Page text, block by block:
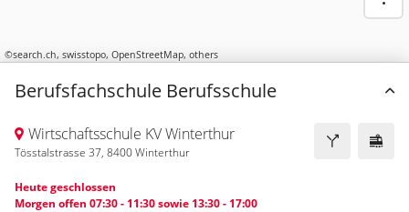
©search.ch, swisstopo, OpenStreetMap, others
Berufsfachschule Berufsschule
Wirtschaftsschule KV Winterthur
Tösstalstrasse 37, 8400 Winterthur
Heute geschlossen
Morgen offen 07:30 - 11:30 sowie 13:30 - 17:00